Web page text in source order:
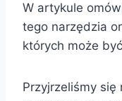
W artykule
tego narzędzia
których może
Przyjrzeliśmy